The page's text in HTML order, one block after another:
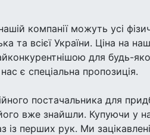
компанії можуть усі
та всієї України. Ціна на
для будь-
є спеціальна пропозиція.
постачальника для
вже знайшли. Купуючи у
із перших рук. Ми